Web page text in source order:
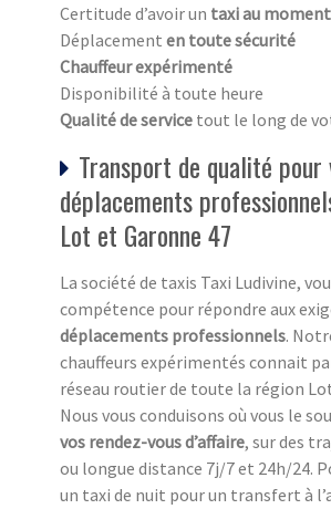
Certitude d’avoir un taxi au
Déplacement en toute sécurité
Chauffeur expérimenté
Disponibilité à toute heure
Qualité de service tout le long de
Transport de qualité pour
déplacements
Lot et Garonne 47
La société de taxis Taxi Ludivine,
compétence pour répondre aux
déplacements professionnels.
chauffeurs expérimentés connait
réseau routier de toute la région
Nous vous conduisons où vous le
vos rendez-vous d’affaire, sur des
ou longue distance 7j/7 et 24h/24.
un taxi de nuit pour un transfert à